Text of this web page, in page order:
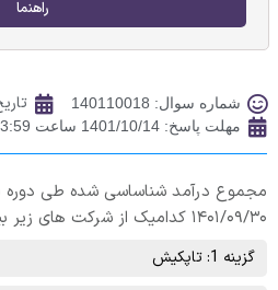
راهنما
شماره سوال: 140110018
مهلت پاسخ: 1401/10/14 ساعت 23:59
مجموع درآمد شناساسی شده طی دوره
۱۴۰۱/۰۹/۳۰ کدامیک از شرکت های زیر بیشتر بوده است؟
گزینه 1: تاپکیش